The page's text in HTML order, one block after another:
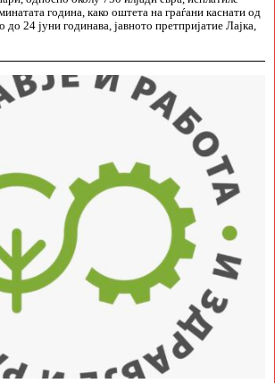
година, како оштета на граѓани каснати од
24 јуни годинава, јавното претпријатие Лајка,